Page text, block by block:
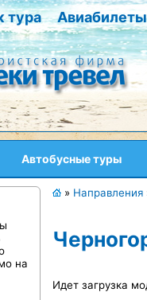
тура Авиабилеты
Автобусные туры
на
» Направления
Идет загрузка